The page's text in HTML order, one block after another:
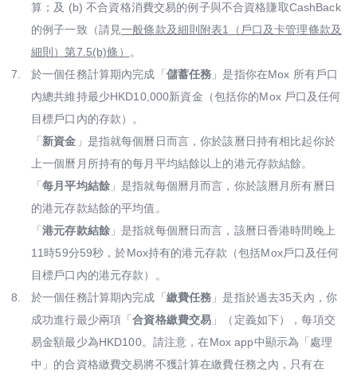
算；及 (b) 不合資格消費交易的例子與不合資格賺取CashBack
的例子一致（請見一般條款及細則附表1（戶口及卡管理條款及
細則）第7.5(b)條）
。
7.
於一個任務計算期內完成「 儲蓄任務 」是指你在Mox 所有戶口
內總共維持最少HKD10,000新資金（包括你的Mox 戶口及任何
目標戶口內的存款）。
「 新資金 」是指就每個曆日而言，你於該曆日持有相比起你於
上一個曆月所持有的每月平均結餘以上的港元存款結餘。
「每月平均結餘」是指就每個曆月而言，你於該曆月所有曆日
的港元存款結餘的平均值。
「港元存款結餘」是指就每個曆日而言，該曆日香港時間晚上
11時59分59秒，於Mox持有的港元存款（包括Mox戶口及任何
目標戶口內的港元存款）。
8.
於一個任務計算期內完成「 繳費任務 」是指於過去35天內，你
成功進行最少兩項「合資格繳費交易 」（定義如下），每項交
易金額最少為HKD100。請注意，在Mox app中顯示為「處理
中」的合資格繳費交易將不獲計算在繳費任務之內，只有在